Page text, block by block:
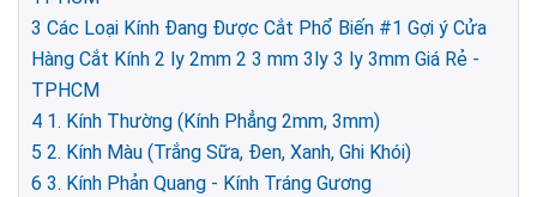
3 Các Loại Kính Đang Được Cắt Phổ Biến #1 Gợi ý Cửa
Hàng Cắt Kính 2 ly 2mm 2 3 mm 3ly 3 ly 3mm Giá Rẻ -
TPHCM
4 1. Kính Thường (Kính Phẳng 2mm, 3mm)
5 2. Kính Màu (Trắng Sữa, Đen, Xanh, Ghi Khói)
6 3. Kính Phản Quang - Kính Tráng Gương